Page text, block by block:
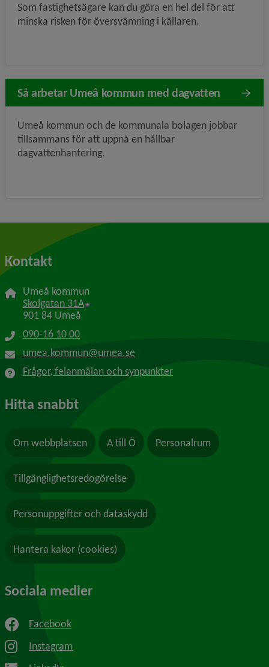
Som fastighetsägare kan du göra en hel del för att
minska risken för översvämning i källaren.
Så arbetar Umeå kommun med dagvatten
Umeå kommun och de kommunala bolagen jobbar
tillsammans för att uppnå en hållbar
dagvattenhantering.
Kontakt
Umeå kommun
Skolgatan 31A Länk till annan webbplats, öppnas i nytt
901 84 Umeå
090-16 10 00
umea.kommun@umea.se
Frågor, felanmälan och synpunkter
Hitta snabbt
Om webbplatsen A till Ö Personalrum
Tillgänglighetsredogörelse
Personuppgifter och dataskydd
Hantera kakor (cookies)
Sociala medier
Facebook
Instagram